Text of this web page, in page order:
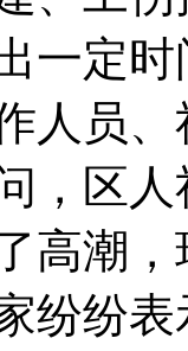
一定
人员
，区
高潮
纷纷